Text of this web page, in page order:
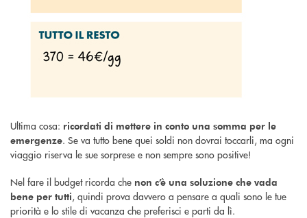
Ultima cosa: ricordati di mettere in conto una somma per le
emergenze. Se va tutto bene quei soldi non dovrai toccarli, ma ogni
viaggio riserva le sue sorprese e non sempre sono positive!
Nel fare il budget ricorda che non c’è una soluzione che vada
bene per tutti, quindi prova davvero a pensare a quali sono le tue
priorità e lo stile di vacanza che preferisci e parti da lì.